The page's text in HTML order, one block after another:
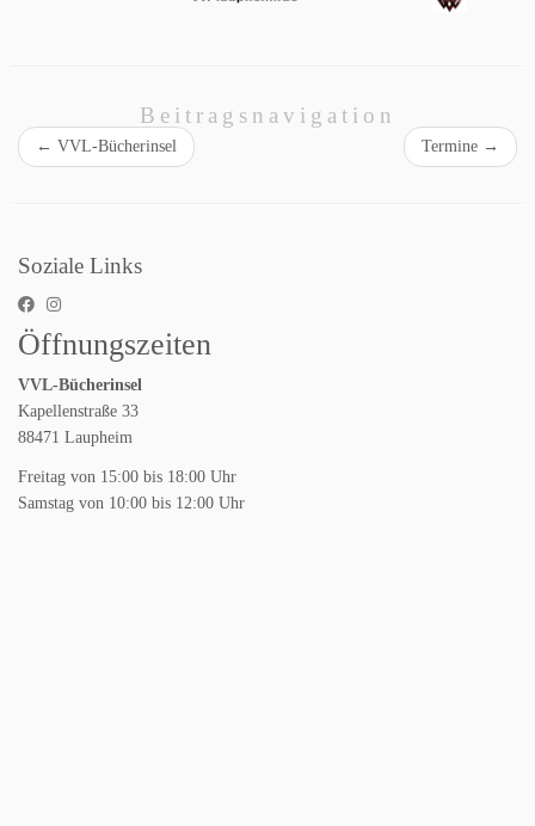
Beitragsnavigation
← VVL-Bücherinsel Termine →
Soziale Links
Öffnungszeiten
VVL-Bücherinsel
Kapellenstraße 33
88471 Laupheim
Freitag von 15:00 bis 18:00 Uhr
Samstag von 10:00 bis 12:00 Uhr